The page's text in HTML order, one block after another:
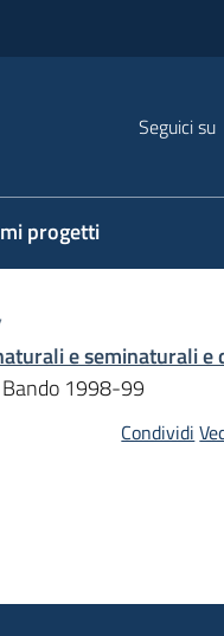
Seguici su
progetti
e seminaturali e
Bando 1998-99
Condividi